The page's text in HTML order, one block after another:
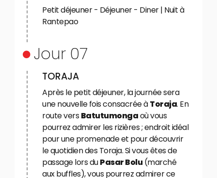
Petit déjeuner - Déjeuner - Diner | Nuit à
Rantepao
Jour 07
TORAJA
Après le petit déjeuner, la journée sera
une nouvelle fois consacrée àToraja. En
route versBatutumongaoù vous
pourrez admirer les rizières ; endroit idéal
pour une promenade et pour découvrir
le quotidien des Toraja. Si vous êtes de
passage lors duPasar Bolu(marché
aux buffles), vous pourrez admirer ce